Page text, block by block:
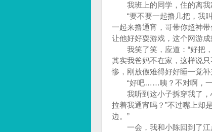
我班上的同学，住的离我
“要不要一起撸几把，我叫
一起来撸通宵，哥带你超神
让他好好耍游戏，这个网游
我笑了笑，应道：“好把，
其实我爸妈不在家，这样说
惨，刚放假难得好好睡一觉
“好吧……咦？不对啊，一
我听到这小子拆穿我了，
拉着我通宵吗？”不过嘴上却
边。”
一会，我和小陈回到了江